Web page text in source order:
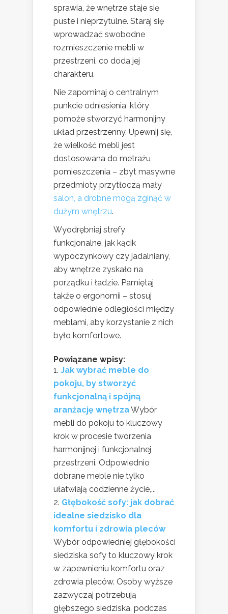
sprawia, że wnętrze staje się
puste i nieprzytulne. Staraj się
wprowadzać swobodne
rozmieszczenie mebli w
przestrzeni, co doda jej
charakteru.
Nie zapominaj o centralnym
punkcie odniesienia, który
pomoże stworzyć harmonijny
układ przestrzenny. Upewnij się,
że wielkość mebli jest
dostosowana do metrażu
pomieszczenia – zbyt masywne
przedmioty przytłoczą mały
salon, a drobne mogą zginąć w
dużym wnętrzu.
Wyodrębniaj strefy
funkcjonalne, jak kącik
wypoczynkowy czy jadalniany,
aby wnętrze zyskało na
porządku i ładzie. Pamiętaj
także o ergonomii – stosuj
odpowiednie odległości między
meblami, aby korzystanie z nich
było komfortowe.
Powiązane wpisy:
Jak wybrać meble do
pokoju, by stworzyć
funkcjonalną i spójną
aranżację wnętrzaWybór
mebli do pokoju to kluczowy
krok w procesie tworzenia
harmonijnej i funkcjonalnej
przestrzeni. Odpowiednio
dobrane meble nie tylko
ułatwiają codzienne życie,...
Głębokość sofy: jak dobrać
idealne siedzisko dla
komfortu i zdrowia pleców
Wybór odpowiedniej głębokości
siedziska sofy to kluczowy krok
w zapewnieniu komfortu oraz
zdrowia pleców. Osoby wyższe
zazwyczaj potrzebują
głębszego siedziska, podczas